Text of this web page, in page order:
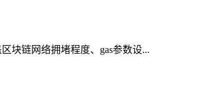
块链网络拥堵程度、gas参数设...